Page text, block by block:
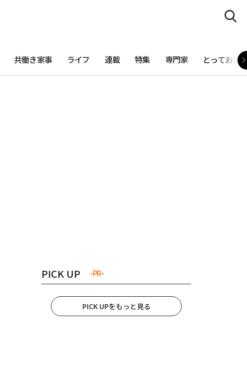
共働き家事 ライフ 連載 特集 専門家 とっておき
PICK UP -PR-
PICK UPをもっと見る